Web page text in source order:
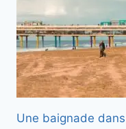
Une baignade